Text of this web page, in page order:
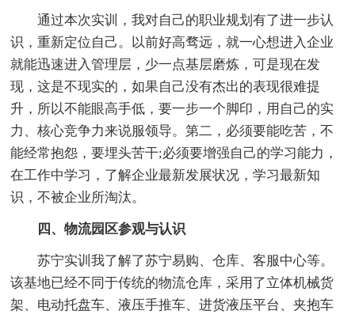
通过本次实训，我对自己的职业规划有了进一步认
识，重新定位自己。以前好高骛远，就一心想进入企业
就能迅速进入管理层，少一点基层磨炼，可是现在发
现，这是不现实的，如果自己没有杰出的表现很难提
升，所以不能眼高手低，要一步一个脚印，用自己的实
力、核心竞争力来说服领导。第二，必须要能吃苦，不
能经常抱怨，要埋头苦干;必须要增强自己的学习能力，
在工作中学习，了解企业最新发展状况，学习最新知
识，不被企业所淘汰。
四、物流园区参观与认识
苏宁实训我了解了苏宁易购、仓库、客服中心等。
该基地已经不同于传统的物流仓库，采用了立体机械货
架、电动托盘车、液压手推车、进货液压平台、夹抱车